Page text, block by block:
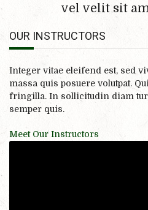
vel velit sit
OUR INSTRUCTORS
Integer vitae eleifend est, sed
massa quis posuere volutpat.
fringilla. In sollicitudin diam
semper quis.
Meet Our Instructors